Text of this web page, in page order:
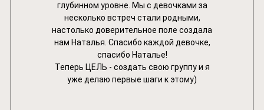
глубинном уровне. Мы с девочками за
несколько встреч стали родными,
настолько доверительное поле создала
нам Наталья. Спасибо каждой девочке,
спасибо Наталье!
Теперь ЦЕЛЬ - создать свою группу и я
уже делаю первые шаги к этому)